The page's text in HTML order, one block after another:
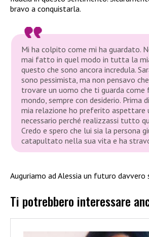
bravo a conquistarla.
Mi ha colpito come mi ha guardato.
mai fatto in quel modo in tutta la
questo che sono ancora incredula.
sono pessimista, ma non pensavo
trovare un uomo che ti guarda come
mondo, sempre con desiderio. Prima
mia relazione ho preferito aspettare
necessario perché realizzassi tutto
Credo e spero che lui sia la persona
catapultato nella sua vita e ha
Auguriamo ad Alessia un futuro davvero
Ti potrebbero interessare